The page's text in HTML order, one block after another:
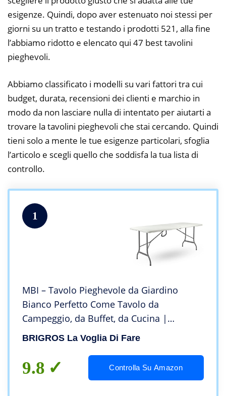
esigenze. Quindi, dopo aver estenuato noi stessi per
giorni su un tratto e testando i prodotti 521, alla fine
l’abbiamo ridotto e elencato qui 47 best tavolini
pieghevoli.
Abbiamo classificato i modelli su vari fattori tra cui
budget, durata, recensioni dei clienti e marchio in
modo da non lasciare nulla di intentato per aiutarti a
trovare la tavolini pieghevoli che stai cercando. Quindi
tieni solo a mente le tue esigenze particolari, sfoglia
l’articolo e scegli quello che soddisfa la tua lista di
controllo.
1
MBI – Tavolo Pieghevole da Giardino
Bianco Perfetto Come Tavolo da
Campeggio, da Buffet, da Cucina |
Tavolino Esterni Richiudibile a Valigetta
con Maniglia (180x70x74)
BRIGROS La Voglia Di Fare
9.8 Controlla Su Amazon